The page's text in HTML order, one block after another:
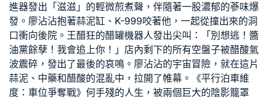
進器發出「滋滋」的輕微煎煮聲，伴隨著一股濃郁的蔘味爆
發。廖沾沾抱著蒜泥缸、K-999咬著他，一起從撞出來的洞
口衝向後院。王醋狂的醋罐機器人發出尖叫：「別想逃！醬
油黨餘孽！我會追上你！」店內剩下的所有空盤子被醋酸氣
波震碎，發出了最後的哀鳴。廖沾沾的宇宙冒險，就在這片
蒜泥、中藥和醋酸的混亂中，拉開了帷幕。《平行泊車維
度：車位爭奪戰》何手殘的人生，被兩個巨大的陰影籠罩